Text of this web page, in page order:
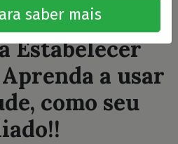
Estabelecer
a usar
como seu
saber mais